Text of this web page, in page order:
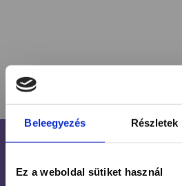
Beleegyezés Részletek
Ez a weboldal sütiket használ
HASONLÓ